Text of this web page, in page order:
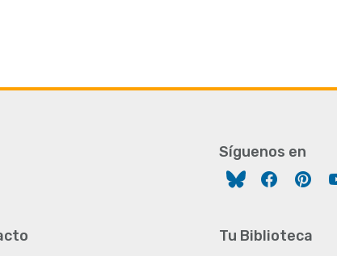
Síguenos en
Facebook
Tu Biblioteca